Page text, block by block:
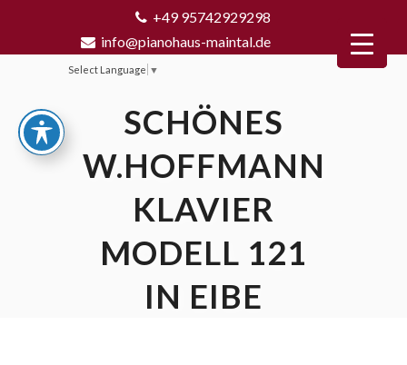
+49 95742929298
info@pianohaus-maintal.de
Select Language ▼
SCHÖNES
W.HOFFMANN
KLAVIER
MODELL 121
IN EIBE